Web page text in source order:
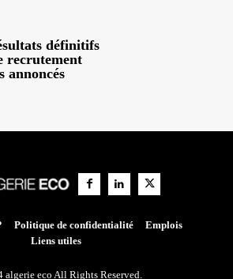
définitifs
recrutement
annoncés
Politique de confidentialité
Emplois
Liens utiles
algerie eco All Rights Reserved.